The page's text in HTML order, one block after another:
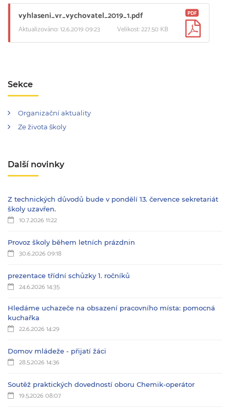
vyhlaseni_vr_vychovatel_2019_1.pdf
Aktualizováno: 12.6.2019 09:23 Velikost: 227.50 KB
PDF
Sekce
Organizační aktuality
Ze života školy
Další novinky
Z technických důvodů bude v pondělí 13. července sekretariát
školy uzavřen.
10.7.2026 11:22
Provoz školy během letních prázdnin
30.6.2026 09:18
prezentace třídní schůzky 1. ročníků
24.6.2026 14:35
Hledáme uchazeče na obsazení pracovního místa: pomocná
kuchařka
22.6.2026 14:29
Domov mládeže - přijatí žáci
28.5.2026 14:36
Soutěž praktických dovedností oboru Chemik-operátor
19.5.2026 08:07